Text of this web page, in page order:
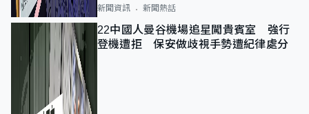
新聞資訊 新聞熱話
22中國人曼谷機場追星闖貴賓室 強行
登機遭拒 保安做歧視手勢遭紀律處分